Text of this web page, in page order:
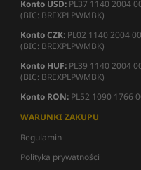
Konto USD: PL37 1140 2004
(BIC: BREXPLPWMBK)
Konto CZK: PL02 1140 2004
(BIC: BREXPLPWMBK)
Konto HUF: PL39 1140 2004
(BIC: BREXPLPWMBK)
Konto RON: PL52 1090 1766
WARUNKI ZAKUPU
Regulamin
Polityka prywatności